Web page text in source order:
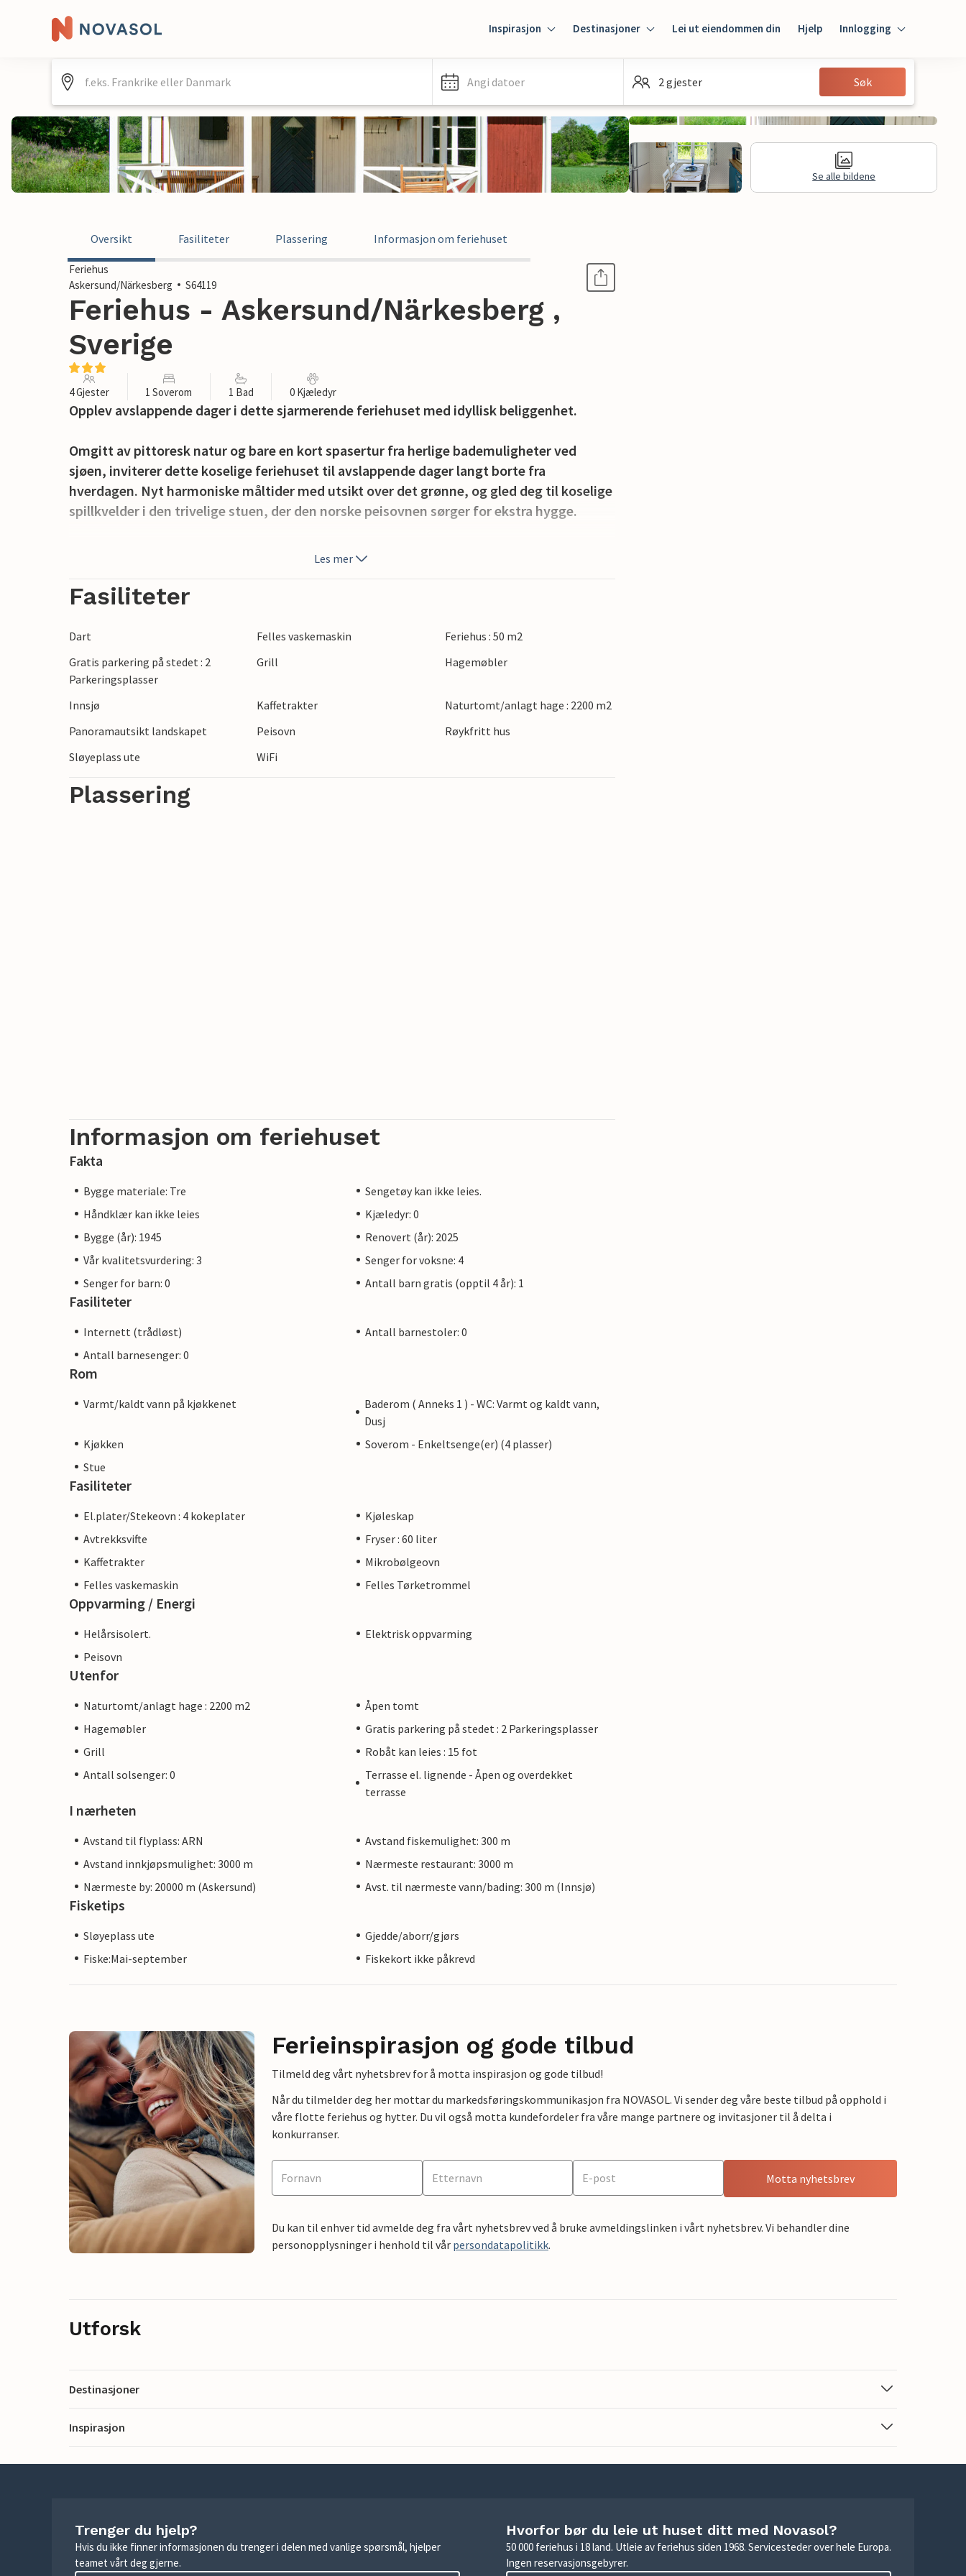
Inspirasjon Destinasjoner Lei ut eiendommen din Hjelp Innlogging
Innlogging
Gjest
Angi datoer 2 gjester Søk
Se alle bildene
Oversikt Fasiliteter Plassering Informasjon om feriehuset
Feriehus
Askersund/Närkesberg
S64119
Feriehus - Askersund/Närkesberg ,
Sverige
4 Gjester 1 Soverom 1 Bad 0 Kjæledyr
Opplev avslappende dager i dette sjarmerende feriehuset med idyllisk beliggenhet.
Omgitt av pittoresk natur og bare en kort spasertur fra herlige bademuligheter ved
sjøen, inviterer dette koselige feriehuset til avslappende dager langt borte fra
hverdagen. Nyt harmoniske måltider med utsikt over det grønne, og gled deg til koselige
spillkvelder i den trivelige stuen, der den norske peisovnen sørger for ekstra hygge.
Server frokosten på verandaen og se barna ha det gøy på den store plenen. Pakk
å nyte stillheten mens du fisker.
Utforsk Tivedens nasjonalpark på en fottur gjennom mystiske skoger, eller dra på
byen Askersund med sin historiske havn, små butikker og koselige kafeer, eller besøk
Stjernsund slott med sin imponerende historie.
Les mer
Fasiliteter
Dart Felles vaskemaskin
Feriehus : 50 m2
Gratis parkering på stedet : 2
Parkeringsplasser
Grill Hagemøbler
Innsjø Kaffetrakter
Naturtomt/anlagt hage : 2200 m2
Panoramautsikt landskapet
Peisovn
Røykfritt hus
Sløyeplass ute
WiFi
Plassering
Informasjon om feriehuset
Fakta
Bygge materiale: Tre
Sengetøy kan ikke leies.
Håndklær kan ikke leies
Kjæledyr: 0
Bygge (år): 1945
Renovert (år): 2025
Vår kvalitetsvurdering: 3
Senger for voksne: 4
Senger for barn: 0
Antall barn gratis (opptil 4 år): 1
Fasiliteter
Internett (trådløst)
Antall barnestoler: 0
Antall barnesenger: 0
Rom
Varmt/kaldt vann på kjøkkenet
Baderom ( Anneks 1 ) - WC: Varmt og kaldt vann,
Dusj
Kjøkken
Soverom - Enkeltsenge(er) (4 plasser)
Stue
Fasiliteter
El.plater/Stekeovn : 4 kokeplater
Kjøleskap
Avtrekksvifte
Fryser : 60 liter
Kaffetrakter
Mikrobølgeovn
Felles vaskemaskin
Felles Tørketrommel
Oppvarming / Energi
Helårsisolert.
Elektrisk oppvarming
Peisovn
Utenfor
Naturtomt/anlagt hage : 2200 m2
Åpen tomt
Hagemøbler
Gratis parkering på stedet : 2 Parkeringsplasser
Grill
Robåt kan leies : 15 fot
Antall solsenger: 0
Terrasse el. lignende - Åpen og overdekket
terrasse
I nærheten
Avstand til flyplass: ARN
Avstand fiskemulighet: 300 m
Avstand innkjøpsmulighet: 3000 m
Nærmeste restaurant: 3000 m
Nærmeste by: 20000 m (Askersund)
Avst. til nærmeste vann/bading: 300 m (Innsjø)
Fisketips
Sløyeplass ute
Gjedde/aborr/gjørs
Fiske:Mai-september
Fiskekort ikke påkrevd
Ferieinspirasjon og gode tilbud
Tilmeld deg vårt nyhetsbrev for å motta inspirasjon og gode tilbud!
Når du tilmelder deg her mottar du markedsføringskommunikasjon fra NOVASOL. Vi sender deg våre beste tilbud på opphold i
våre flotte feriehus og hytter. Du vil også motta kundefordeler fra våre mange partnere og invitasjoner til å delta i
konkurranser.
Motta nyhetsbrev
Du kan til enhver tid avmelde deg fra vårt nyhetsbrev ved å bruke avmeldingslinken i vårt nyhetsbrev. Vi behandler dine
personopplysninger i henhold til vår persondatapolitikk.
Utforsk
Destinasjoner
Inspirasjon
Trenger du hjelp?
Hvis du ikke finner informasjonen du trenger i delen med vanlige spørsmål, hjelper
teamet vårt deg gjerne.
Hvorfor bør du leie ut huset ditt med Novasol?
50 000 feriehus i 18 land. Utleie av feriehus siden 1968. Servicesteder over hele Europa.
Ingen reservasjonsgebyrer.